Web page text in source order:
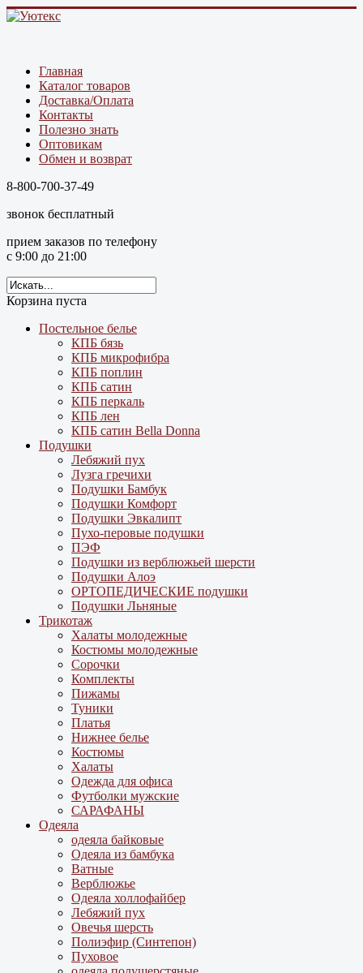
Главная
Каталог товаров
Доставка/Оплата
Контакты
Полезно знать
Оптовикам
Обмен и возврат
8-800-700-37-49
звонок бесплатный
прием заказов по телефону
с 9:00 до 21:00
Корзина пуста
Постельное белье
КПБ бязь
КПБ микрофибра
КПБ поплин
КПБ сатин
КПБ перкаль
КПБ лен
КПБ сатин Bella Donna
Подушки
Лебяжий пух
Лузга гречихи
Подушки Бамбук
Подушки Комфорт
Подушки Эвкалипт
Пухо-перовые подушки
ПЭФ
Подушки из верблюжьей шерсти
Подушки Алоэ
ОРТОПЕДИЧЕСКИЕ подушки
Подушки Льняные
Трикотаж
Халаты молодежные
Костюмы молодежные
Сорочки
Комплекты
Пижамы
Туники
Платья
Нижнее белье
Костюмы
Халаты
Одежда для офиса
Футболки мужские
САРАФАНЫ
Одеяла
одеяла байковые
Одеяла из бамбука
Ватные
Верблюжье
Одеяла холлофайбер
Лебяжий пух
Овечья шерсть
Полиэфир (Синтепон)
Пуховое